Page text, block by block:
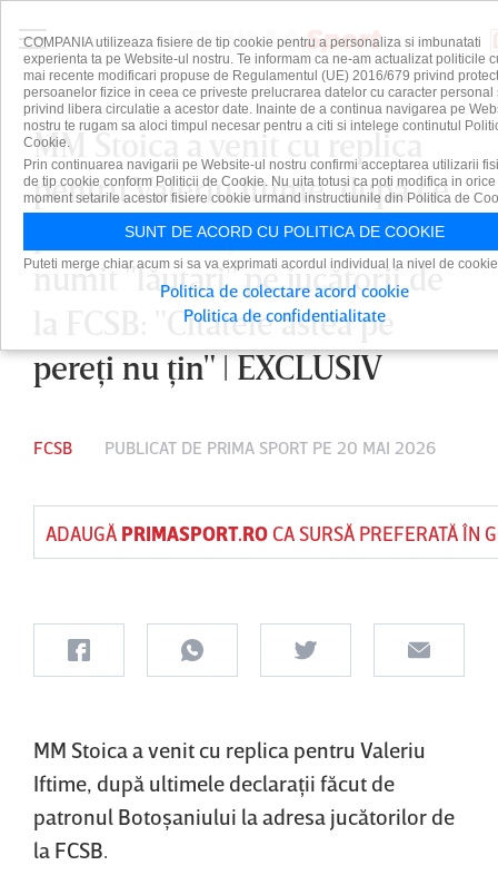
MM Stoica a venit cu replica
pentru Valeriu Iftime, după ce
patronul Botoşaniului i-a
numit "lăutari" pe jucătorii de
la FCSB: "Citatele astea pe
pereţi nu ţin" | EXCLUSIV
FCSB PUBLICAT DE PRIMA SPORT PE 20 MAI 2026
ADAUGĂ PRIMASPORT.ROCA SURSĂ PREFERATĂ ÎN
MM Stoica a venit cu replica pentru Valeriu
Iftime, după ultimele declaraţii făcut de
patronul Botoşaniului la adresa jucătorilor de
la FCSB.
COMPANIA utilizeaza fisiere de tip cookie pentru a personaliza si imbunatati
experienta ta pe Website-ul nostru. Te informam ca ne-am actualizat politicile
mai recente modificari propuse de Regulamentul (UE) 2016/679 privind
persoanelor fizice in ceea ce priveste prelucrarea datelor cu caracter personal
privind libera circulatie a acestor date. Inainte de a continua navigarea pe
nostru te rugam sa aloci timpul necesar pentru a citi si intelege continutul
Cookie.
Prin continuarea navigarii pe Website-ul nostru confirmi acceptarea utilizarii
de tip cookie conform Politicii de Cookie. Nu uita totusi ca poti modifica in orice
moment setarile acestor fisiere cookie urmand instructiunile din Politica de
SUNT DE ACORD CU POLITICA DE COOKIE
Puteti merge chiar acum si sa va exprimati acordul individual la nivel de
Politica de colectare acord cookie
Politica de confidentialitate